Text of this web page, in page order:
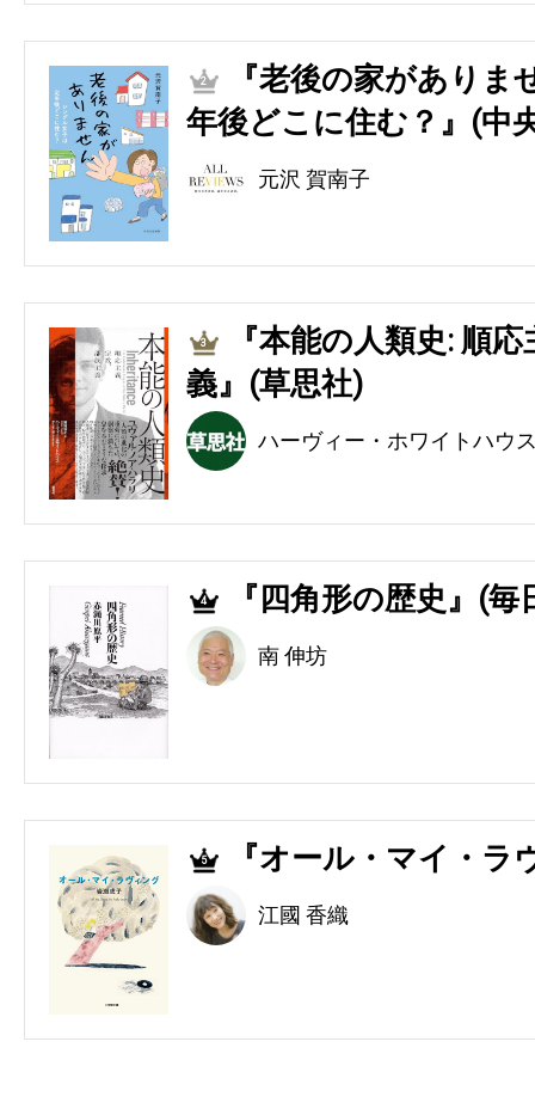
2
『老後の家があり
年後どこに住む？』(中
元沢 賀南子
3
『本能の人類史: 順
義』(草思社)
ハーヴィー・ホワイトハウ
4 『四角形の歴史』(毎
南 伸坊
5 『オール・マイ・ラ
江國 香織